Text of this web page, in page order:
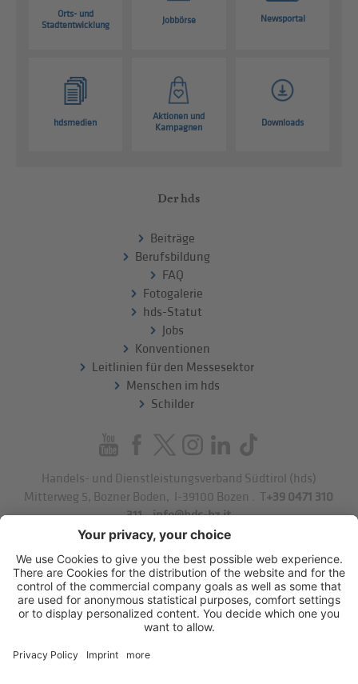
Orts- und
Stadtentwicklung
Jobbörse Newsportal
hdsmedien
Aktionen und
Kampagnen
Downloads
Der hds
Beiträge
Berufsbildung
FAQ
Fotogalerie
hds-Statut
Jobs
Konventionen
Leitlinien für den Messesektor
Menschen im hds
Schilder
Handels- und Dienstleistungsverband Südtirol (hds)
Mitterweg 5, Bozner Boden
I-39100 Bozen . T+39 0471 310
311.info@hds-bz.it
Impressum
Datenschutzerklärung
Cookie-Einstellungen
Sitemap